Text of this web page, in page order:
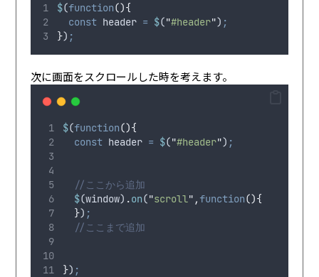
$(function(){
const header = $("#header") ;
}) ;
次に画面をスクロールした時を考えます。
$(function(){
const header = $("#header") ;
//ここから追加
$(window) .on("scroll" , function(){
}) ;
//ここまで追加
}) ;